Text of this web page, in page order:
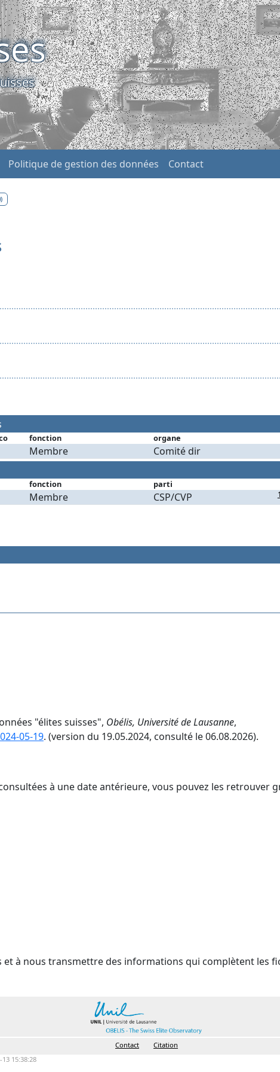
Politique de gestion des données Contact
fonction organe
Membre
Comité dir
fonction parti
Membre CSP/CVP
"élites suisses", Obélis, Université de Lausanne,
05-19. (version du 19.05.2024, consulté le 06.08.2026).
à une date antérieure, vous pouvez les retrouver
et à nous transmettre des informations qui complètent les
Contact
Citation
15:38:28